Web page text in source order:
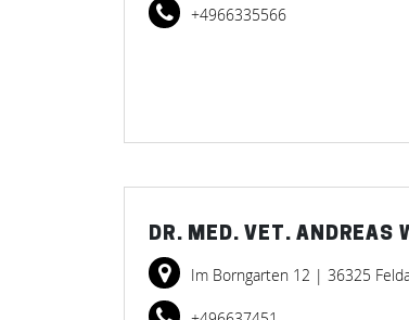
+4966335566
DR. MED. VET. ANDREAS
Im Borngarten 12 | 36325